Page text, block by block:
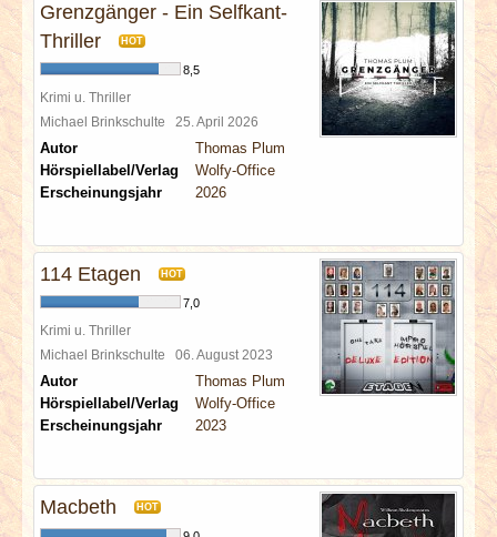
SPECIALS
REDAKTION
LINKS
Grenzgänger - Ein Selfkant-
Thriller
HOT
8,5
Krimi u. Thriller
Michael Brinkschulte 25. April 2026
Autor
Thomas Plum
Hörspiellabel/Verlag
Wolfy-Office
Erscheinungsjahr
2026
114 Etagen HOT
7,0
Krimi u. Thriller
Michael Brinkschulte 06. August 2023
Autor
Thomas Plum
Hörspiellabel/Verlag
Wolfy-Office
Erscheinungsjahr
2023
Macbeth HOT